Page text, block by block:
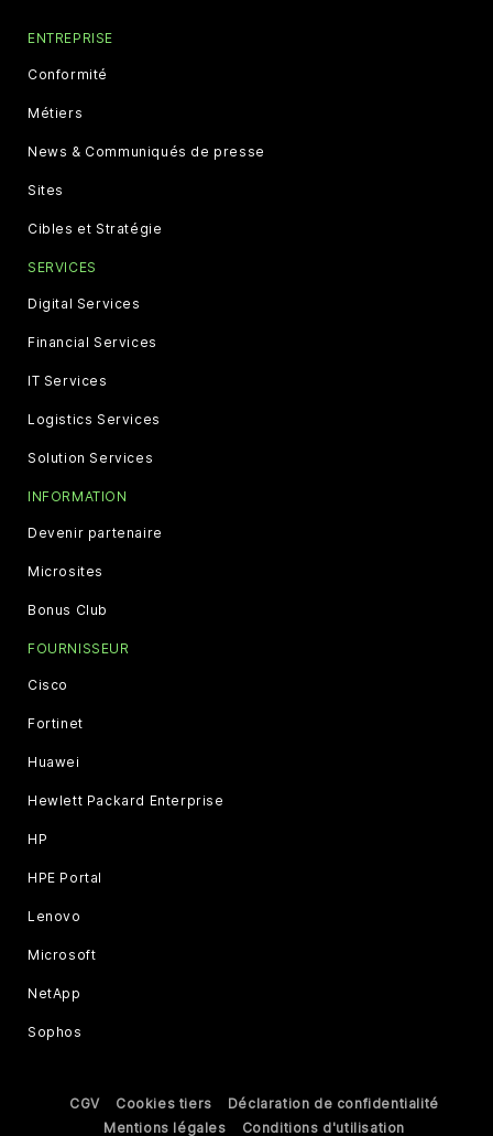
ENTREPRISE
Conformité
Métiers
News & Communiqués de presse
Sites
Cibles et Stratégie
SERVICES
Digital Services
Financial Services
IT Services
Logistics Services
Solution Services
INFORMATION
Devenir partenaire
Microsites
Bonus Club
FOURNISSEUR
Cisco
Fortinet
Huawei
Hewlett Packard Enterprise
HP
HPE Portal
Lenovo
Microsoft
NetApp
Sophos
CGV Cookies tiers
Déclaration de confidentialité
Mentions légales
Conditions d'utilisation